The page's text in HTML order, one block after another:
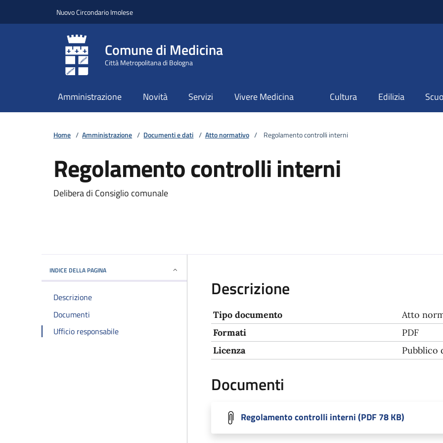
Nuovo Circondario Imolese
Comune di Medicina
Città Metropolitana di Bologna
Amministrazione Novità Servizi Vivere Medicina Cultura Edilizia
Home / Amministrazione / Documenti e dati / Atto normativo / Regolamento controlli interni
Regolamento controlli interni
Delibera di Consiglio comunale
INDICE DELLA PAGINA
Descrizione
Documenti
Ufficio responsabile
Descrizione
Tipo documento
Atto
Formati
PDF
Licenza
Pubblico
Documenti
Regolamento controlli interni (PDF 78 KB)